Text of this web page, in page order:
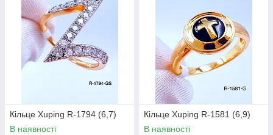
Кільце Xuping R-1794 (6,7)
В наявності
Кільце Xuping R-1581 (6,9)
В наявності